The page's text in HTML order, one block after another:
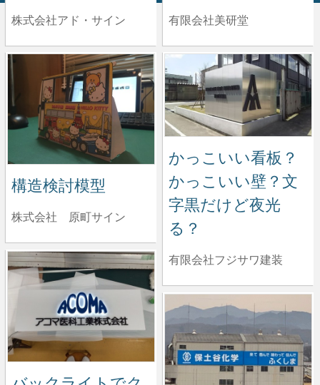
株式会社アド・サイン 有限会社美研堂
構造検討模型
株式会社 原町サイン
かっこいい看板？
かっこいい壁？文
字黒だけど夜光
る？
有限会社フジサワ建装